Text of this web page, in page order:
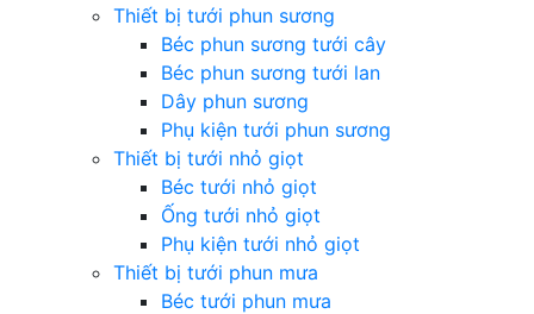
Thiết bị tưới phun sương
Béc phun sương tưới cây
Béc phun sương tưới lan
Dây phun sương
Phụ kiện tưới phun sương
Thiết bị tưới nhỏ giọt
Béc tưới nhỏ giọt
Ống tưới nhỏ giọt
Phụ kiện tưới nhỏ giọt
Thiết bị tưới phun mưa
Béc tưới phun mưa